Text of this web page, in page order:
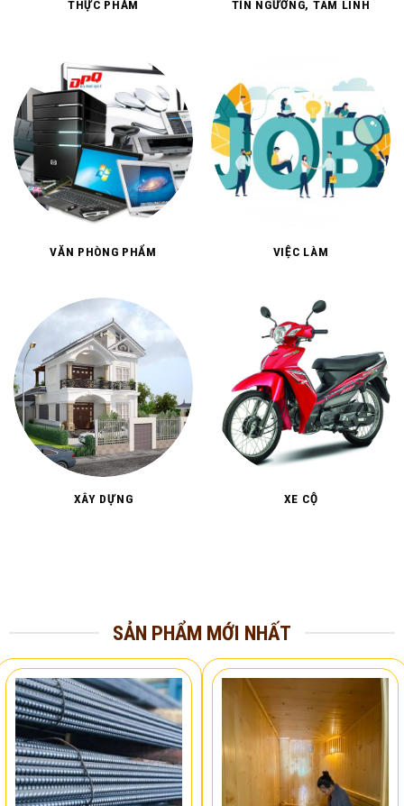
THỰC PHẨM TÍN NGƯỠNG, TÂM LINH
VĂN PHÒNG PHẨM VIỆC LÀM
XÂY DỰNG XE CỘ
SẢN PHẨM MỚI NHẤT